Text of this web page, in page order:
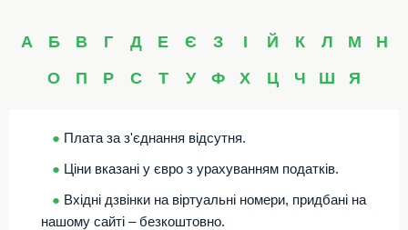
А Б В Г Д Е Є З І Й К Л М
Н
О
П Р С Т У Ф Х Ц Ч Ш Я
● Плата за з'єднання відсутня.
● Ціни вказані у євро з урахуванням податків.
● Вхідні дзвінки на віртуальні номери, придбані на
нашому сайті – безкоштовно.